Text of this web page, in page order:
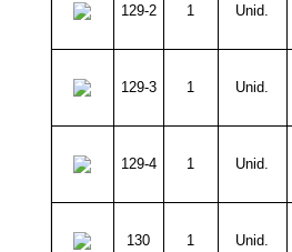
129-2 1 Unid.
129-3 1 Unid.
129-4 1 Unid.
130 1 Unid.